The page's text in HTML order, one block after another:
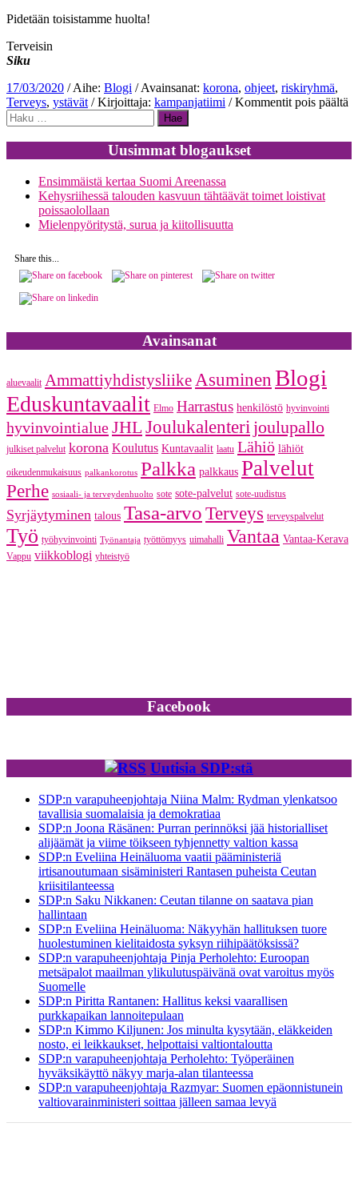
Pidetään toisistamme huolta!
Terveisin
Siku
17/03/2020 / Aihe: Blogi / Avainsanat: korona, ohjeet, riskiryhmä,
Terveys, ystävät / Kirjoittaja: kampanjatiimi /Kommentit pois päältä
Haku:
Uusimmat blogaukset
Ensimmäistä kertaa Suomi Areenassa
Kehysriihessä talouden kasvuun tähtäävät toimet loistivat
poissaolollaan
Mielenpyöritystä, surua ja kiitollisuutta
Share this...
Avainsanat
aluevaalit AmmattiyhdistysliikeAsuminen Blogi
Eduskuntavaalit Elmo Harrastus henkilöstö hyvinvointi
hyvinvointialueJHLJoulukalenterijoulupallo
julkiset palvelut korona Koulutus Kuntavaalit laatu Lähiö lähiöt
oikeudenmukaisuus palkankorotus Palkka palkkaus Palvelut
Perhe sosiaali- ja terveydenhuolto sote sote-palvelut sote-uudistus
Syrjäytyminen talous Tasa-arvo Terveys terveyspalvelut
Työ työhyvinvointi Työnantaja työttömyys uimahalli Vantaa Vantaa-Kerava
Vappu viikkoblogi yhteistyö
Facebook
Uutisia SDP:stä
SDP:n varapuheenjohtaja Niina Malm: Rydman ylenkatsoo
tavallisia suomalaisia ja demokratiaa
SDP:n Joona Räsänen: Purran perinnöksi jää historialliset
alijäämät ja viime töikseen tyhjennetty valtion kassa
SDP:n Eveliina Heinäluoma vaatii pääministeriä
irtisanoutumaan sisäministeri Rantasen puheista Ceutan
kriisitilanteessa
SDP:n Saku Nikkanen: Ceutan tilanne on saatava pian
hallintaan
SDP:n Eveliina Heinäluoma: Näkyyhän hallituksen tuore
huolestuminen kielitaidosta syksyn riihipäätöksissä?
SDP:n varapuheenjohtaja Pinja Perholehto: Euroopan
metsäpalot maailman ylikulutuspäivänä ovat varoitus myös
Suomelle
SDP:n Piritta Rantanen: Hallitus keksi vaarallisen
purkkapaikan lannoitepulaan
SDP:n Kimmo Kiljunen: Jos minulta kysytään, eläkkeiden
nosto, ei leikkaukset, helpottaisi valtiontaloutta
SDP:n varapuheenjohtaja Perholehto: Työperäinen
hyväksikäyttö näkyy marja-alan tilanteessa
SDP:n varapuheenjohtaja Razmyar: Suomen epäonnistunein
valtiovarainministeri soittaa jälleen samaa levyä